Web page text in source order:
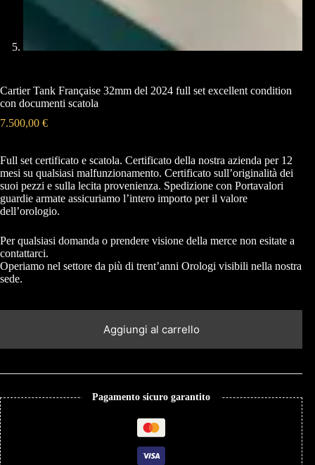
Cartier Tank Française 32mm del 2024 full set excellent condition
con documenti scatola
7.500,00 €
Full set certificato e scatola. Certificato della nostra azienda per 12
mesi su qualsiasi malfunzionamento. Certificato sull’originalità dei
suoi pezzi e sulla lecita provenienza. Spedizione con Portavalori
guardie armate assicuriamo l’intero importo per il valore
dell’orologio.
Per qualsiasi domanda o prendere visione della merce non esitate a
contattarci.
Operiamo nel settore da più di trent’anni Orologi visibili nella nostra
sede.
Aggiungi al carrello
Pagamento sicuro garantito